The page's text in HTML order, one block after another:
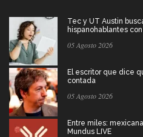
Tec y UT Austin
hispanohablantes
05 Agosto 2026
El escritor que dice
contada
05 Agosto 2026
Entre miles:
Mundus LIVE